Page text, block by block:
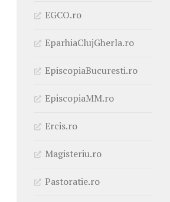
EGCO.ro
EparhiaClujGherla.ro
EpiscopiaBucuresti.ro
EpiscopiaMM.ro
Ercis.ro
Magisteriu.ro
Pastoratie.ro